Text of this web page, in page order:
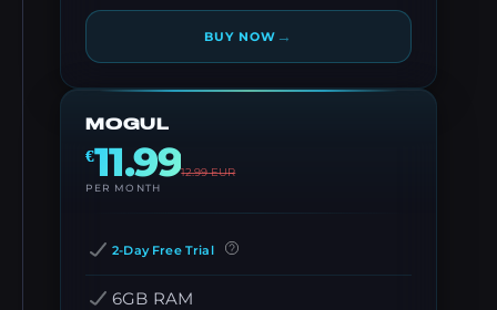
BUY NOW →
MOGUL
€11.9912.99EUR
PER MONTH
2-Day Free Trial
6GB RAM